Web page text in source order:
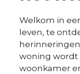
Welkom in
leven, te
woning wordt
woonkamer